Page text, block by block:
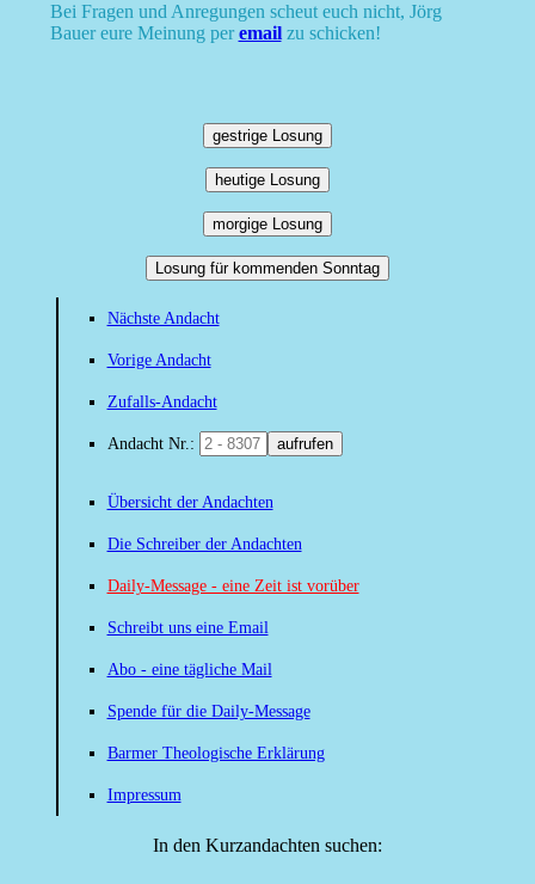
Bei Fragen und Anregungen scheut euch nicht, Jörg
Bauer eure Meinung peremailzu schicken!
gestrige Losung
heutige Losung
morgige Losung
Losung für kommenden Sonntag
Nächste Andacht
Vorige Andacht
Zufalls-Andacht
Andacht Nr.: aufrufen
Übersicht der Andachten
Die Schreiber der Andachten
Daily-Message - eine Zeit ist vorüber
Schreibt uns eine Email
Abo - eine tägliche Mail
Spende für die Daily-Message
Barmer Theologische Erklärung
Impressum
In den Kurzandachten suchen: